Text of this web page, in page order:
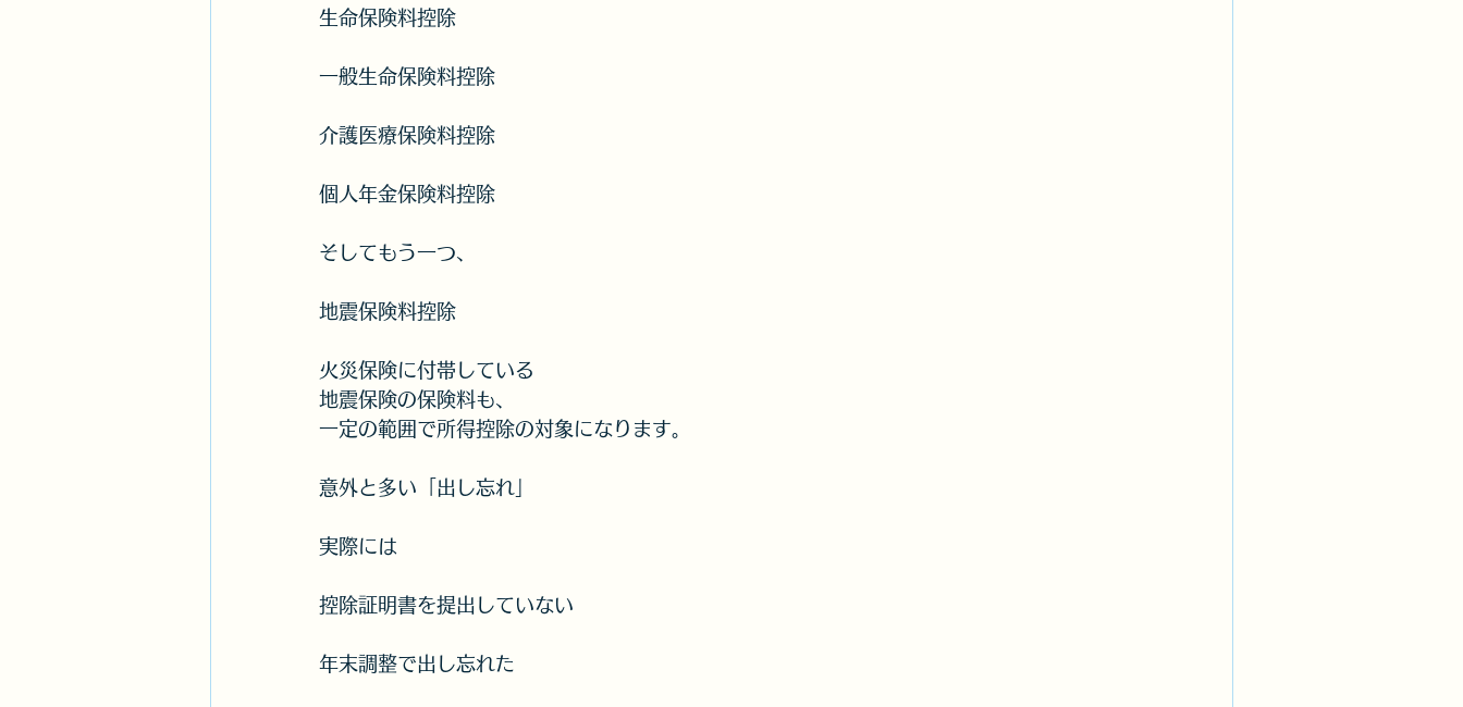
生命保険料控除
一般生命保険料控除
介護医療保険料控除
個人年金保険料控除
そしてもう一つ、
地震保険料控除
火災保険に付帯している
地震保険の保険料も、
一定の範囲で所得控除の対象になります。
意外と多い「出し忘れ」
実際には
控除証明書を提出していない
年末調整で出し忘れた